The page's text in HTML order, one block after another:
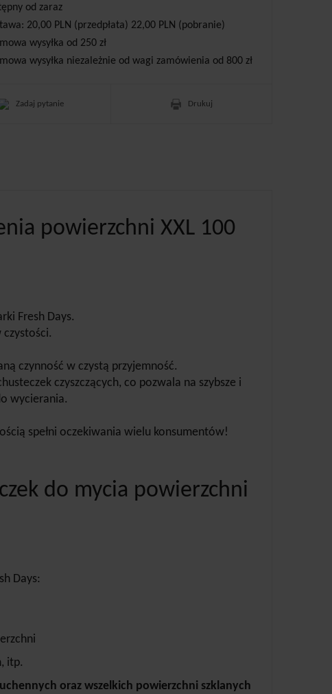
od zaraz
20,00 PLN (przedpłata) 22,00 PLN (pobranie)
wysyłka od 250 zł
wysyłka niezależnie od wagi zamówienia od 800 zł
Zadaj pytanie Drukuj
powierzchni XXL 100
Fresh Days.
czynność w czystą przyjemność.
czyszczących, co pozwala na szybsze i
wycierania.
spełni oczekiwania wielu konsumentów!
do mycia powierzchni
Days:
itp.
oraz wszelkich powierzchni szklanych